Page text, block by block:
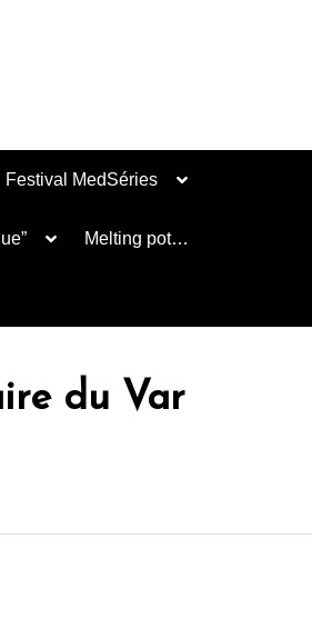
Festival MedSéries
Melting pot…
du Var